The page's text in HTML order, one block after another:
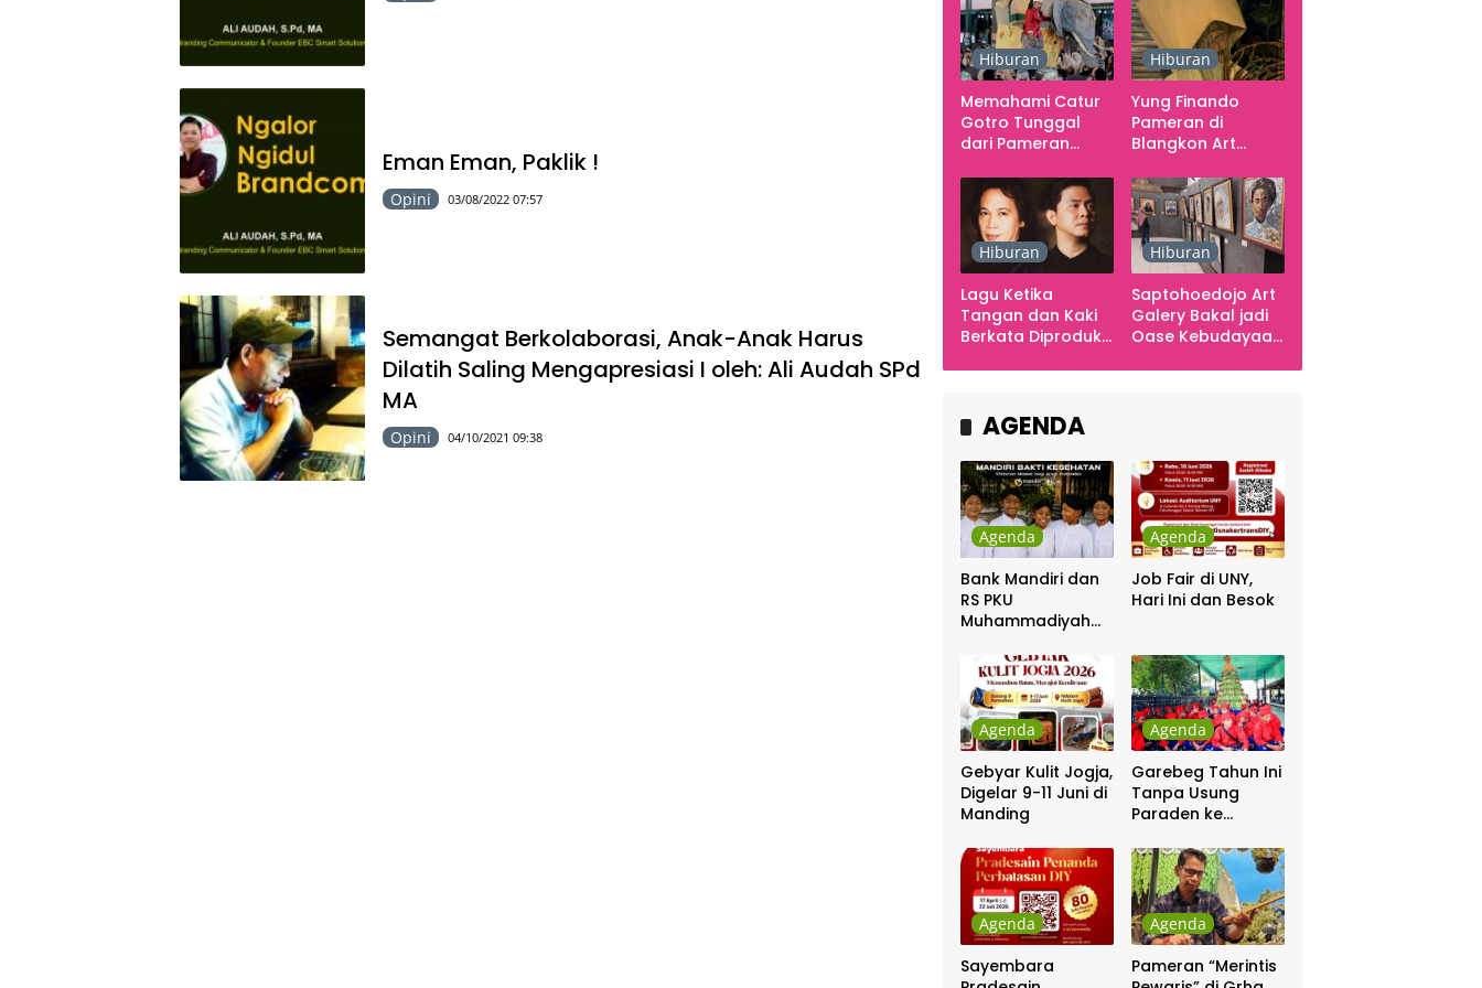
Eman Eman, Paklik !
Opini 03/08/2022 07:57
Semangat Berkolaborasi, Anak-Anak Harus
Dilatih Saling Mengapresiasi I oleh: Ali Audah SPd
MA
Opini 04/10/2021 09:38
Hiburan
Memahami Catur
Gotro Tunggal
dari Pameran
Smarabawana
Hiburan
Yung Finando
Pameran di
Blangkon Art
Ingatan dan Emosi
Hiburan
Lagu Ketika
Tangan dan Kaki
Berkata Diproduksi
Hiburan
Saptohoedojo Art
Galery Bakal jadi
Oase Kebudayaan
AGENDA
Agenda
Bank Mandiri dan
RS PKU
Muhammadiyah
Gratis
Agenda
Job Fair di UNY,
Hari Ini dan Besok
Agenda
Gebyar Kulit Jogja,
Digelar 9-11 Juni di
Manding
Agenda
Garebeg Tahun Ini
Tanpa Usung
Paraden ke
Pakualaman
Agenda
Sayembara
Agenda
Pameran “Merintis